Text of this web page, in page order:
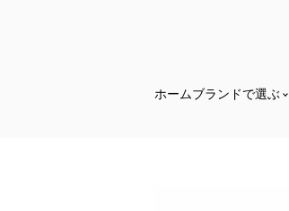
ホームブランドで選ぶ